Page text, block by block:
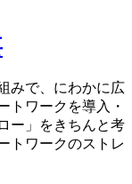
みで、にわかに広
トワークを導入・
ー」をきちんと考
トワークのストレ